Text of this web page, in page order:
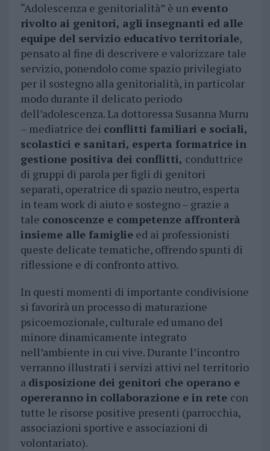
“Adolescenza e genitorialità” è un evento
rivolto ai genitori, agli insegnanti ed alle
equipe del servizio educativo territoriale,
pensato al fine di descrivere e valorizzare tale
servizio, ponendolo come spazio privilegiato
per il sostegno alla genitorialità, in particolar
modo durante il delicato periodo
dell’adolescenza. La dottoressa Susanna Murru
– mediatrice dei conflitti familiari e sociali,
scolastici e sanitari, esperta formatrice in
gestione positiva dei conflitti, conduttrice
di gruppi di parola per figli di genitori
separati, operatrice di spazio neutro, esperta
in team work di aiuto e sostegno – grazie a
tale conoscenze e competenze affronterà
insieme alle famiglieed ai professionisti
queste delicate tematiche, offrendo spunti di
riflessione e di confronto attivo.
In questi momenti di importante condivisione
si favorirà un processo di maturazione
psicoemozionale, culturale ed umano del
minore dinamicamente integrato
nell’ambiente in cui vive. Durante l’incontro
verranno illustrati i servizi attivi nel territorio
a disposizione dei genitori che operano e
opereranno in collaborazione e in rete con
tutte le risorse positive presenti (parrocchia,
associazioni sportive e associazioni di
volontariato).